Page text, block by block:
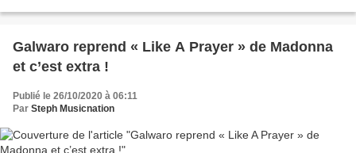
Galwaro reprend « Like A Prayer » de Madonna
et c’est extra !
Publié le 26/10/2020 à 06:11
Par Steph Musicnation